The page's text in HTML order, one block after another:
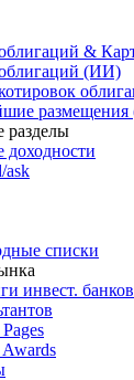
&
(ИИ)
размещения
разделы
ask
списки
инвест.